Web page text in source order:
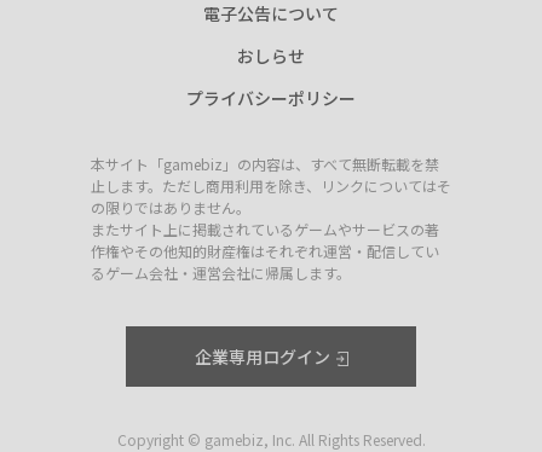
電子公告について
おしらせ
プライバシーポリシー
本サイト「gamebiz」の内容は、すべて無断転載を禁
止します。ただし商用利用を除き、リンクについてはそ
の限りではありません。
またサイト上に掲載されているゲームやサービスの著
作権やその他知的財産権はそれぞれ運営・配信してい
るゲーム会社・運営会社に帰属します。
企業専用ログイン
Copyright © gamebiz, Inc. All Rights Reserved.